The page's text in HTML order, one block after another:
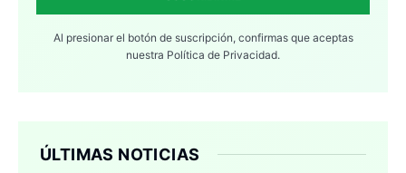
Al presionar el botón de suscripción, confirmas que aceptas
nuestra Política de Privacidad.
ÚLTIMAS NOTICIAS